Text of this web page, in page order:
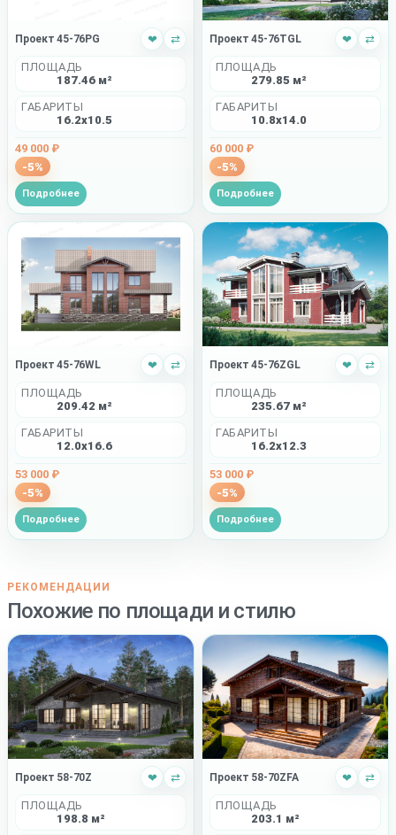
Проект 45-76PG ❤ ⇄
ПЛОЩАДЬ
187.46 м²
ГАБАРИТЫ
16.2x10.5
49 000 ₽
-5%
Подробнее
Проект 45-76TGL ❤ ⇄
ПЛОЩАДЬ
279.85 м²
ГАБАРИТЫ
10.8x14.0
60 000 ₽
-5%
Подробнее
Проект 45-76WL ❤ ⇄
ПЛОЩАДЬ
209.42 м²
ГАБАРИТЫ
12.0x16.6
53 000 ₽
-5%
Подробнее
Проект 45-76ZGL ❤ ⇄
ПЛОЩАДЬ
235.67 м²
ГАБАРИТЫ
16.2x12.3
53 000 ₽
-5%
Подробнее
РЕКОМЕНДАЦИИ
Похожие по площади и стилю
Проект 58-70Z ❤ ⇄
ПЛОЩАДЬ
198.8 м²
Проект 58-70ZFA ❤ ⇄
ПЛОЩАДЬ
203.1 м²